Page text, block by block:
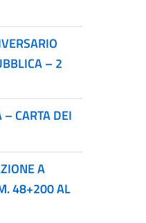
– 2
– CARTA DEI
A
48+200 AL